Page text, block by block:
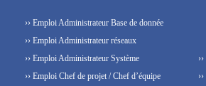
›› Emploi Administrateur Base de donnée
›› Emploi Administrateur réseaux
›› Emploi Administrateur Système
›› Emploi Chef de projet / Chef d’équipe